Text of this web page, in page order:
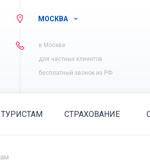
МОСКВА
в Москве
для частных клиентов
бесплатный звонок из РФ
ТУРИСТАМ СТРАХОВАНИЕ